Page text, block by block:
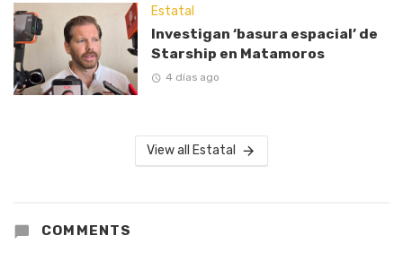
Estatal
Investigan ‘basura espacial’ de
Starship en Matamoros
4 días ago
View all Estatal
COMMENTS